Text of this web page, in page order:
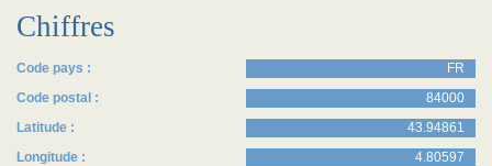
Chiffres
Code pays :
FR
Code postal :
84000
Latitude :
43.94861
Longitude :
4.80597